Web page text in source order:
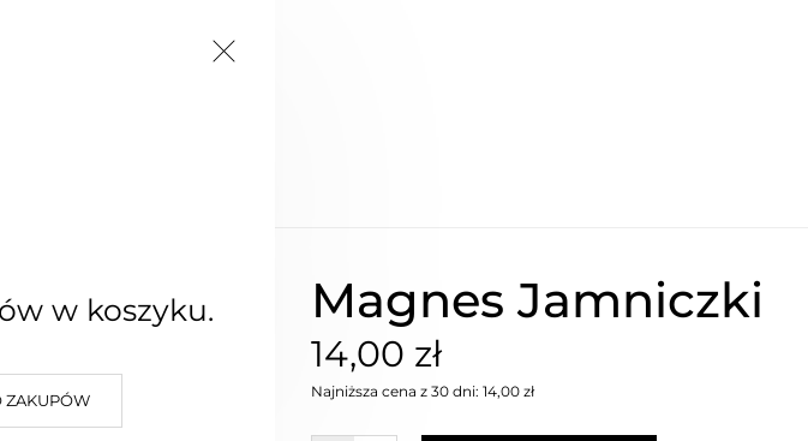
w koszyku.
ZAKUPÓW
Magnes Jamniczki
14,00 zł
Najniższa cena z 30 dni: 14,00 zł